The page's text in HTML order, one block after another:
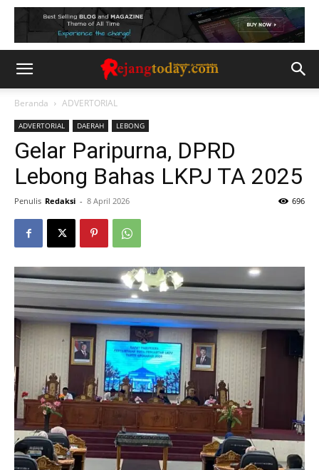
Beranda ADVERTORIAL
ADVERTORIAL DAERAH LEBONG
Gelar Paripurna, DPRD
Lebong Bahas LKPJ TA 2025
Penulis Redaksi - 8 April 2026 696